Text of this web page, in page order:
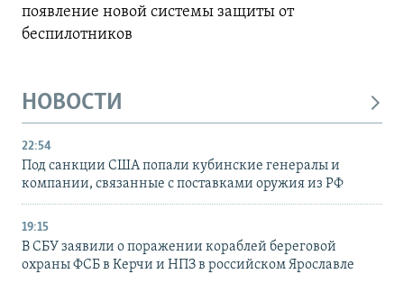
появление новой системы защиты от
беспилотников
НОВОСТИ
22:54
Под санкции США попали кубинские генералы и
компании, связанные с поставками оружия из РФ
19:15
В СБУ заявили о поражении кораблей береговой
охраны ФСБ в Керчи и НПЗ в российском Ярославле